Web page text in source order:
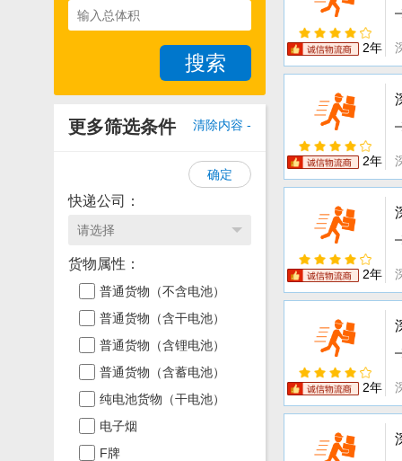
搜索
更多筛选条件 清除内容 -
确定
快递公司：
货物属性：
普通货物（不含电池）
普通货物（含干电池）
普通货物（含锂电池）
普通货物（含蓄电池）
纯电池货物（干电池）
电子烟
F牌
2年
2年
2年
2年